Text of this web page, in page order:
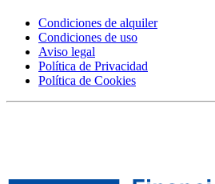
Condiciones de alquiler
Condiciones de uso
Aviso legal
Política de Privacidad
Política de Cookies